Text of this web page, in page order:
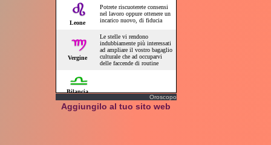
Oroscopo
Aggiungilo al tuo sito web